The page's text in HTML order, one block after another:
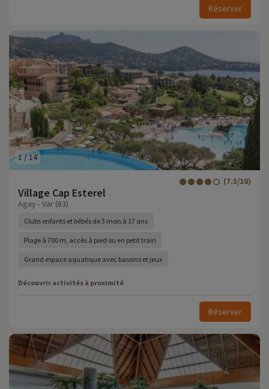
Réserver
1 /14
Village Cap Esterel
(7.5/10)
Agay - Var (83)
Clubs enfants et bébés de 3 mois à 17 ans
Plage à 700 m, accès à pied ou en petit train
Grand espace aquatique avec bassins et jeux
Découvrir activités à proximité
Réserver